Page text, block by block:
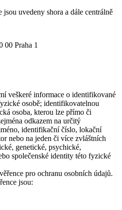
uvedeny shora a dále centrálně
00 Praha 1
veškeré informace o identifikované
osobě; identifikovatelnou
osoba, kterou lze přímo či
odkazem na určitý
identifikační číslo, lokační
nebo na jeden či více zvláštních
genetické, psychické,
společenské identity této fyzické
pro ochranu osobních údajů.
jsou: